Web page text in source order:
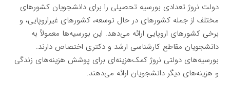
دولت نروژ تعدادی بورسیه تحصیلی را برای دانشجویان کشورهای
مختلف از جمله کشورهای در حال توسعه، کشورهای غیراروپایی، و
برخی کشورهای اروپایی ارائه می‌دهد. این بورسیه‌ها معمولاً به
دانشجویان مقاطع کارشناسی ارشد و دکتری اختصاص دارند.
بورسیه‌های دولتی نروژ کمک‌هزینه‌ای برای پوشش هزینه‌های زندگی
و هزینه‌های دیگر دانشجویان ارائه می‌دهند.